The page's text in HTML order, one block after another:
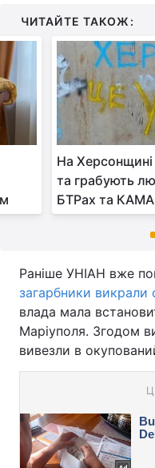
ЧИТАЙТЕ ТАКОЖ:
На
та грабують
БТРах та
Раніше УНІАН вже
загарбники викрали
влада мала
Маріуполя. Згодом
вивезли в